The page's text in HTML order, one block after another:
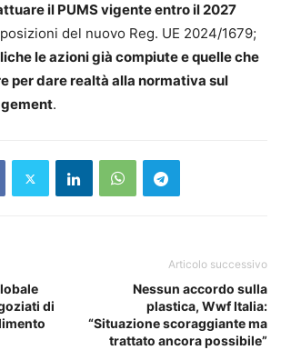
il PUMS vigente entro il 2027
del nuovo Reg. UE 2024/1679;
le azioni già compiute e quelle che
per dare realtà alla normativa sul
.
di
Articolo successivo
Nessun accordo sulla
plastica, Wwf Italia:
“Situazione scoraggiante ma
trattato ancora possibile”